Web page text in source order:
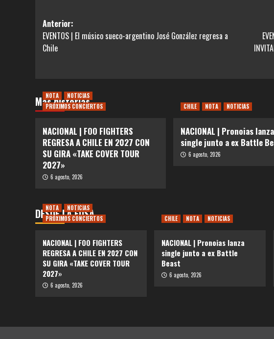
Navegación
de
entradas
Anterior:
EVENTOS | El músico sueco-argentino José González regresa a
Chile
Más historias
NOTA
NOTICIAS
PRÓXIMOS CONCIERTOS
NACIONAL | FOO FIGHTERS
REGRESA A CHILE EN 2027 CON
SU GIRA «TAKE COVER TOUR
2027»
6 agosto, 2026
CHILE NOTA NOTICIAS
NACIONAL | Pronoias lanza
single junto a ex Battle
6 agosto, 2026
DESDE LA FOSA
NOTA
NOTICIAS
PRÓXIMOS CONCIERTOS
NACIONAL | FOO FIGHTERS
REGRESA A CHILE EN 2027 CON
SU GIRA «TAKE COVER TOUR
2027»
6 agosto, 2026
CHILE NOTA NOTICIAS
NACIONAL | Pronoias lanza
single junto a ex Battle
Beast
6 agosto, 2026